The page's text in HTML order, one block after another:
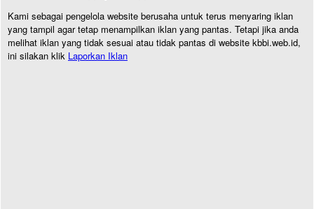
Kami sebagai pengelola website berusaha untuk terus menyaring iklan
yang tampil agar tetap menampilkan iklan yang pantas. Tetapi jika anda
melihat iklan yang tidak sesuai atau tidak pantas di website kbbi.web.id,
ini silakan klik Laporkan Iklan